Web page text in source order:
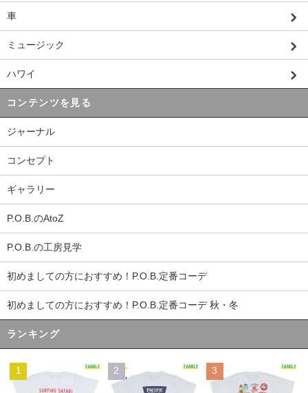
車
ミュージック
ハワイ
コンテンツを見る
ジャーナル
コンセプト
ギャラリー
P.O.B.のAtoZ
P.O.B.の工房見学
初めましての方におすすめ！P.O.B.定番コーデ
初めましての方におすすめ！P.O.B.定番コーデ 秋・冬
ランキング
1 2 3